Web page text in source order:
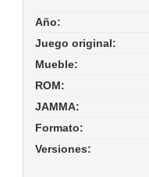
Año:
Juego original:
Mueble:
ROM:
JAMMA:
Formato:
Versiones: